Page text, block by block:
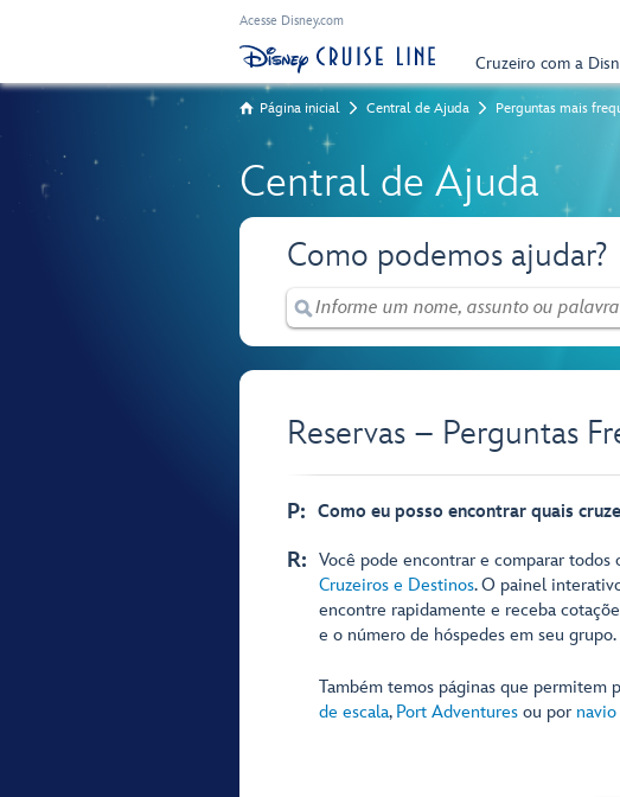
Acesse Disney.com
Cruzeiro com a
Página inicial Central de Ajuda Perguntas mais
Central de Ajuda
Como podemos ajudar?
Reservas – Perguntas
P: Como eu posso encontrar quais
R: Você pode encontrar e comparar todos
Cruzeiros e Destinos. O painel
encontre rapidamente e receba
e o número de hóspedes em seu grupo.
Também temos páginas que permitem
de escala, Port Adventures ou por